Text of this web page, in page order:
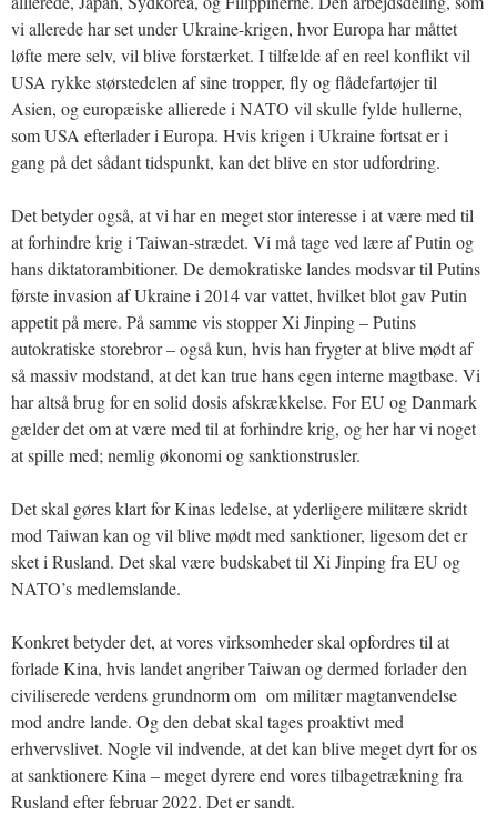
vi allerede har set under Ukraine-krigen, hvor Europa har måttet
løfte mere selv, vil blive forstærket. I tilfælde af en reel konflikt vil
USA rykke størstedelen af sine tropper, fly og flådefartøjer til
Asien, og europæiske allierede i NATO vil skulle fylde hullerne,
som USA efterlader i Europa. Hvis krigen i Ukraine fortsat er i
gang på det sådant tidspunkt, kan det blive en stor udfordring.
Det betyder også, at vi har en meget stor interesse i at være med til
at forhindre krig i Taiwan-strædet. Vi må tage ved lære af Putin og
hans diktatorambitioner. De demokratiske landes modsvar til Putins
første invasion af Ukraine i 2014 var vattet, hvilket blot gav Putin
appetit på mere. På samme vis stopper Xi Jinping – Putins
autokratiske storebror – også kun, hvis han frygter at blive mødt af
så massiv modstand, at det kan true hans egen interne magtbase. Vi
har altså brug for en solid dosis afskrækkelse. For EU og Danmark
gælder det om at være med til at forhindre krig, og her har vi noget
at spille med; nemlig økonomi og sanktionstrusler.
Det skal gøres klart for Kinas ledelse, at yderligere militære skridt
mod Taiwan kan og vil blive mødt med sanktioner, ligesom det er
sket i Rusland. Det skal være budskabet til Xi Jinping fra EU og
NATO’s medlemslande.
Konkret betyder det, at vores virksomheder skal opfordres til at
forlade Kina, hvis landet angriber Taiwan og dermed forlader den
civiliserede verdens grundnorm om om militær magtanvendelse
mod andre lande. Og den debat skal tages proaktivt med
erhvervslivet. Nogle vil indvende, at det kan blive meget dyrt for os
at sanktionere Kina – meget dyrere end vores tilbagetrækning fra
Rusland efter februar 2022. Det er sandt.